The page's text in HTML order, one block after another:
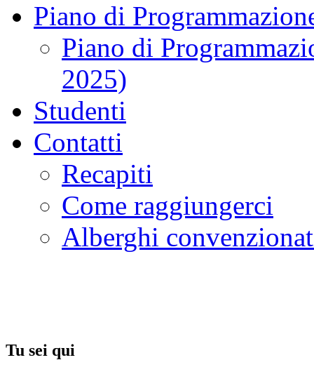
Piano di
Piano di
2025)
Studenti
Contatti
Recapiti
Come raggiungerci
Alberghi
Tu sei qui